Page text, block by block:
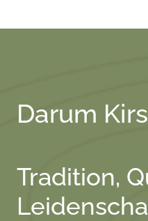
Darum
Tradition,